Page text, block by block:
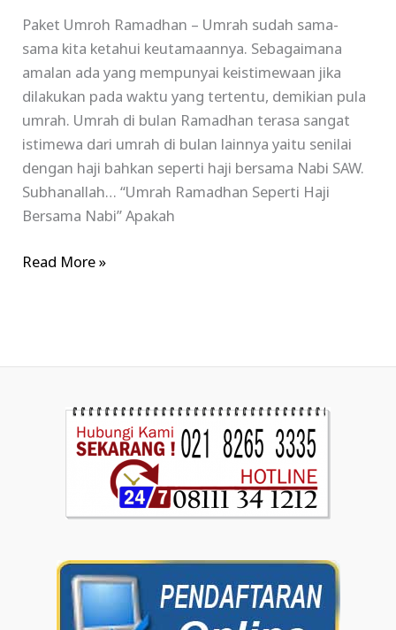
Paket Umroh Ramadhan – Umrah sudah sama-
sama kita ketahui keutamaannya. Sebagaimana
amalan ada yang mempunyai keistimewaan jika
dilakukan pada waktu yang tertentu, demikian pula
umrah. Umrah di bulan Ramadhan terasa sangat
istimewa dari umrah di bulan lainnya yaitu senilai
dengan haji bahkan seperti haji bersama Nabi SAW.
Subhanallah… “Umrah Ramadhan Seperti Haji
Bersama Nabi” Apakah
Read More »